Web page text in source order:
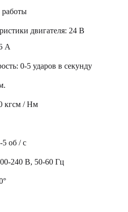
двигателя: 24 В
А
0-5 ударов в секунду
кгсм / Нм
об / с
240 В, 50-60 Гц